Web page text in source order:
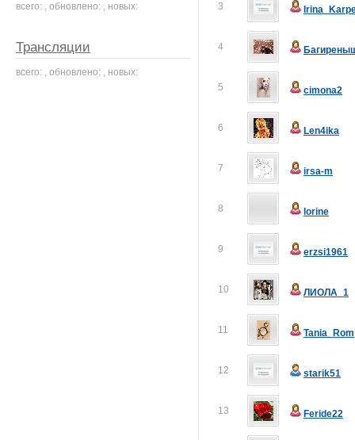
3
4
5 cimona2
6 Len4ika
7 irsa-m
8 lorine
9 erzsi1961
10 ЛИОЛА_1
11 Tania_Rom
12 starik51
13 Feride22
всего: , обновлено: , новых:
Трансляции
всего: , обновлено: , новых: